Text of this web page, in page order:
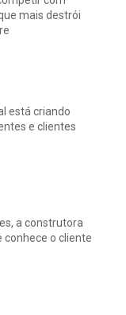
mais destrói
está criando
e clientes
a construtora
o cliente